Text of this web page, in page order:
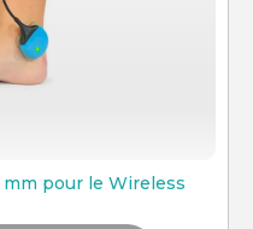
pour le Wireless